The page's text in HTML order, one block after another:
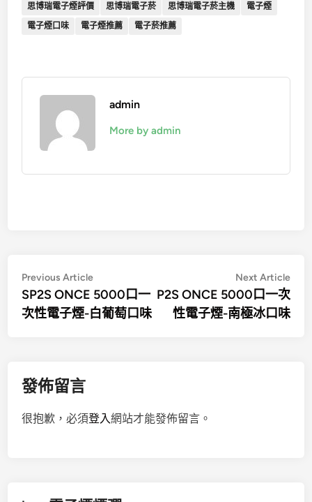
思博瑞電子煙評價
思博瑞電子菸 思博瑞電子菸主機
電子煙
電子煙口味
電子煙推薦 電子菸推薦
admin
More by admin
文
章
導
Previous ArticlePrevious
article:
SP2S ONCE 5000口一
次性電子煙-白葡萄口味
Next Article
P2S ONCE 5000口一次
性電子煙-南極冰口味
發佈留言
很抱歉，必須登入網站才能發佈留言。